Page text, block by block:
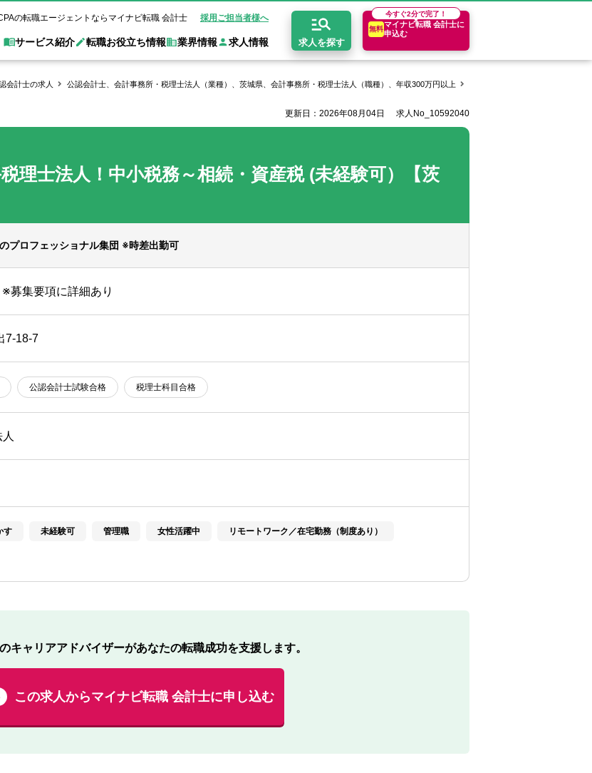
の転職エージェントならマイナビ転職 会計士 採用ご担当者様へ
求人を探す
今すぐ2分で完了！
無料
マイナビ転職 会計士に
申込む
サービス紹介
キャリアアドバイザーのご紹介
非公開求人とは？
転職お役立ち情報
USCPAの転職
転職活動お役立ちコンテンツ
会計士・試験合格者の転職Q&A キャリア診断
業界情報
会計士が活躍できる転職先 会計事務所・税理士法人
求人情報
ム
エリア別求人情報
関西
会計士の求人 公認会計士、会計事務所・税理士法人（業種）、茨城県、会計事務所・税理士法人（職種）、年収300万円以上
更新日：2026年08月04日 求人No_10592040
理士法人！中小税務～相続・資産税 (未経験可）【茨
プロフェッショナル集団 ※時差出勤可
集要項に詳細あり
7-18-7
公認会計士試験合格 税理士科目合格
す 未経験可 管理職 女性活躍中 リモートワーク／在宅勤務（制度あり）
キャリアアドバイザーがあなたの転職成功を支援します。
この求人からマイナビ転職 会計士に申し込む